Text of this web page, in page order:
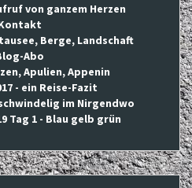
von ganzem Herzen
Berge, Landschaft
Abo
Apulien, Appenin
- ein Reise-Fazit
im Nirgendwo
Tag 1 - Blau gelb grün